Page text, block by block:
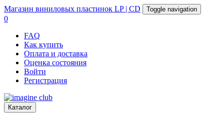
Магазин виниловых пластинок LP | CD Toggle navigation
0
FAQ
Как купить
Оплата и доставка
Оценка состояния
Войти
Регистрация
Каталог